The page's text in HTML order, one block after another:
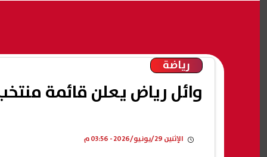
رياضة
وائل رياض يعلن قائمة
الإثنين 29/يونيو/2026 - 03:56 م